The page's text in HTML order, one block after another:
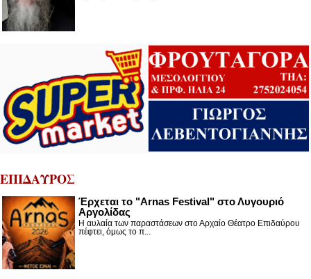
ΕΠΙΔΑΥΡΟΣ
Έρχεται το "Arnas Festival" στο Λυγουριό
Αργολίδας
Η αυλαία των παραστάσεων στο Αρχαίο Θέατρο Επιδαύρου
πέφτει, όμως το π...